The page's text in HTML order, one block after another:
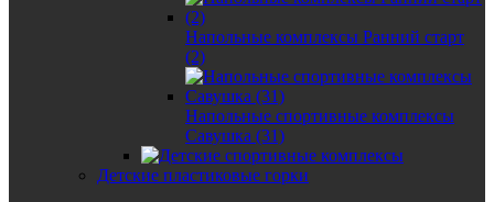
Напольные комплексы Ранний старт
(2)
Напольные спортивные комплексы
Савушка (31)
Детские пластиковые горки